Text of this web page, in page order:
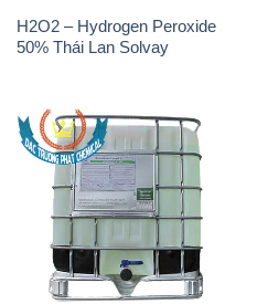
H2O2 – Hydrogen Peroxide
50% Thái Lan Solvay